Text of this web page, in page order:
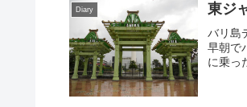
Diary 東ジ
バリ島
早朝で
に乗っ